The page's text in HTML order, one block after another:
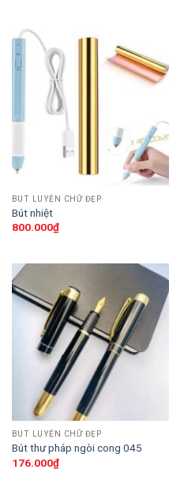
BÚT LUYỆN CHỮ ĐẸP
Bút nhiệt
800.000₫
BÚT LUYỆN CHỮ ĐẸP
Bút thư pháp ngòi cong 045
176.000₫